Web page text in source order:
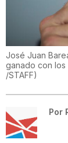
José Juan
ganado con los
/STAFF)
Por